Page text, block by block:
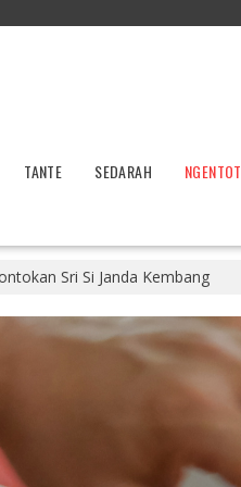
TANTE SEDARAH NGENTOT
Sri Si Janda Kembang